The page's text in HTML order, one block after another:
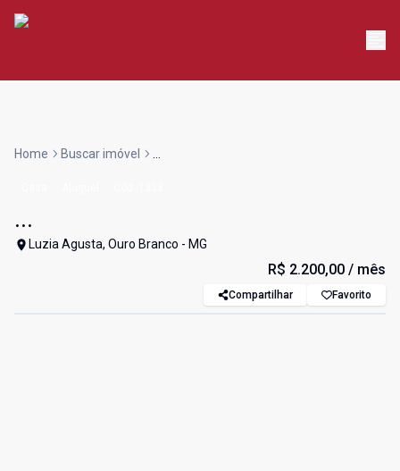
Home Buscar imóvel ...
...
Luzia Agusta, Ouro Branco - MG
R$ 2.200,00 / mês
Compartilhar Favorito